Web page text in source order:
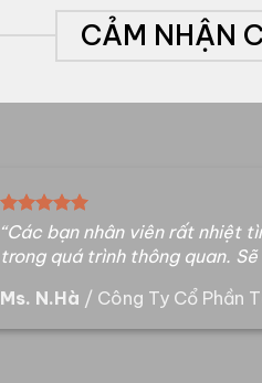
CẢM NHẬN
“Các bạn nhân viên rất nhiệt
trong quá trình thông quan.
Ms. N.Hà / Công Ty Cổ Phần